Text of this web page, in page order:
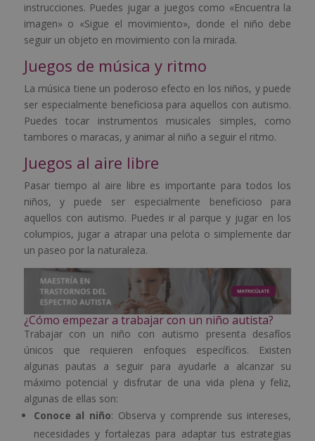
instrucciones. Puedes jugar a juegos como «Encuentra la
imagen» o «Sigue el movimiento», donde el niño debe
seguir un objeto en movimiento con la mirada.
Juegos de música y ritmo
La música tiene un poderoso efecto en los niños, y puede
ser especialmente beneficiosa para aquellos con autismo.
Puedes tocar instrumentos musicales simples, como
tambores o maracas, y animar al niño a seguir el ritmo.
Juegos al aire libre
Pasar tiempo al aire libre es importante para todos los
niños, y puede ser especialmente beneficioso para
aquellos con autismo. Puedes ir al parque y jugar en los
columpios, jugar a atrapar una pelota o simplemente dar
un paseo por la naturaleza.
¿Cómo empezar a trabajar con un niño autista?
Trabajar con un niño con autismo presenta desafíos
únicos que requieren enfoques específicos. Existen
algunas pautas a seguir para ayudarle a alcanzar su
máximo potencial y disfrutar de una vida plena y feliz,
algunas de ellas son:
Conoce al niño: Observa y comprende sus intereses,
necesidades y fortalezas para adaptar tus estrategias